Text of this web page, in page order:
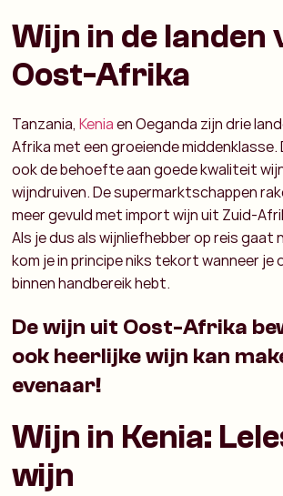
Wijn in de landen
Oost-Afrika
Tanzania,Keniaen Oeganda zijn drie
Afrika met een groeiende
ook de behoefte aan goede kwaliteit
wijndruiven. De supermarktschappen
meer gevuld met import wijn uit Zuid-
Als je dus als wijnliefhebber op reis gaat
kom je in principe niks tekort wanneer je
binnen handbereik hebt.
De wijn uit Oost-Afrika
ook heerlijke wijn kan
evenaar!
Wijn in Kenia:
wijn